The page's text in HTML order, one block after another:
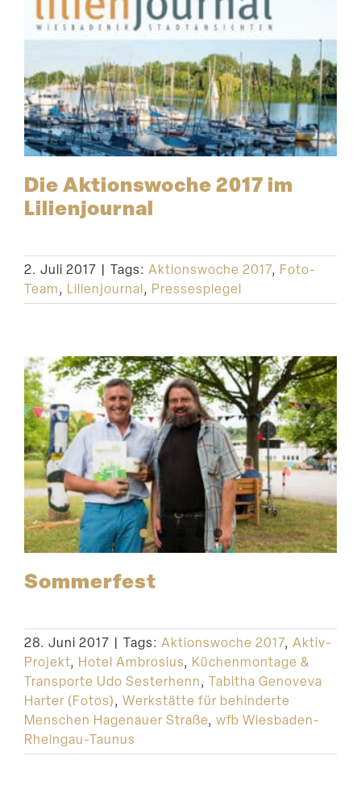
Die Aktions­woche 2017 im
Lilienjournal
2. Juli 2017 | Tags: Aktionswoche 2017, Foto-
Team, Lilienjournal, Pressespiegel
Sommerfest
28. Juni 2017 | Tags: Aktionswoche 2017, Aktiv-
Projekt, Hotel Ambrosius, Küchenmontage &
Transporte Udo Sesterhenn, Tabitha Genoveva
Harter (Fotos), Werkstätte für behinderte
Menschen Hagenauer Straße, wfb Wiesbaden-
Rheingau-Taunus